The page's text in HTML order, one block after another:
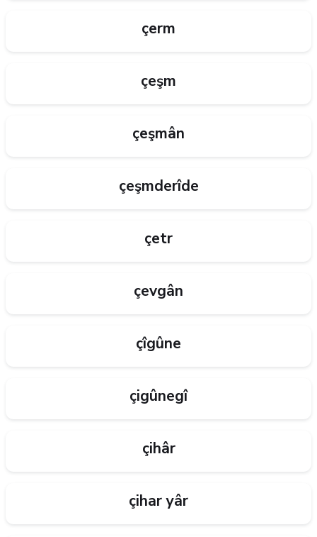
çerm
çeşm
çeşmân
çeşmderîde
çetr
çevgân
çîgûne
çigûnegî
çihâr
çihar yâr